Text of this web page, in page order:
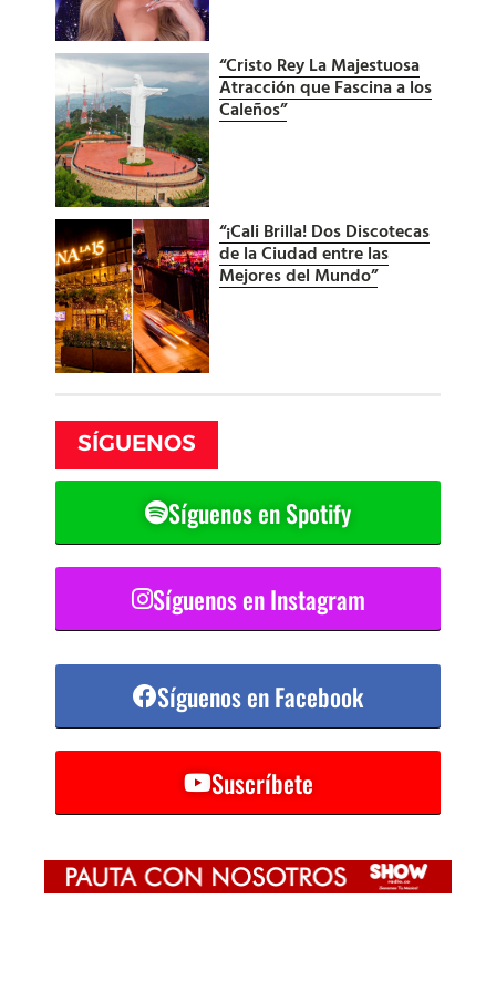
“Cristo Rey La Majestuosa
Atracción que Fascina a los
Caleños”
“¡Cali Brilla! Dos Discotecas
de la Ciudad entre las
Mejores del Mundo”
SÍGUENOS
Síguenos en Spotify
Síguenos en Instagram
Síguenos en Facebook
Suscríbete